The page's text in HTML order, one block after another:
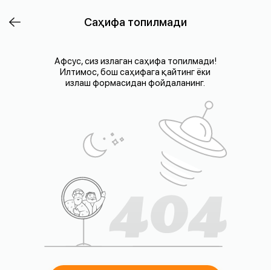
Саҳифа топилмади
Афсус, сиз излаган саҳифа топилмади!
Илтимос, бош саҳифага қайтинг ёки
излаш формасидан фойдаланинг.